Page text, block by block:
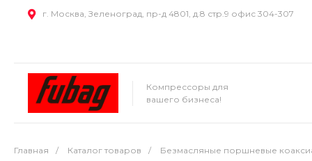
г. Москва, Зеленоград, пр-д 4801, д.8 стр.9 офис 304-307
Компрессоры для
вашего бизнеса!
Главная / Каталог товаров / Безмасляные поршневые